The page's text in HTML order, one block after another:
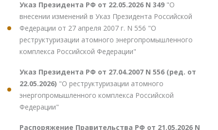
Указ Президента РФ от 22.05.2026 N 349 "О
внесении изменений в Указ Президента Российской
Федерации от 27 апреля 2007 г. N 556 "О
реструктуризации атомного энергопромышленного
комплекса Российской Федерации"
Указ Президента РФ от 27.04.2007 N 556 (ред. от
22.05.2026) "О реструктуризации атомного
энергопромышленного комплекса Российской
Федерации"
Распоряжение Правительства РФ от 21.05.2026 N